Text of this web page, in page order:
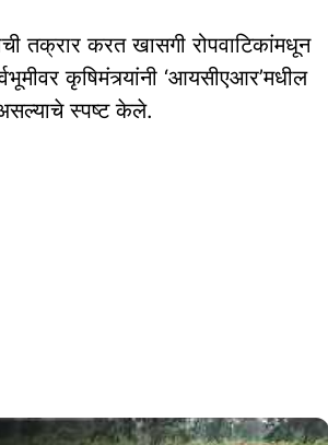
तक्रार करत खासगी रोपवाटिकांमधून
कृषिमंत्र्यांनी ‘आयसीएआर’मधील
असल्याचे स्पष्ट केले.